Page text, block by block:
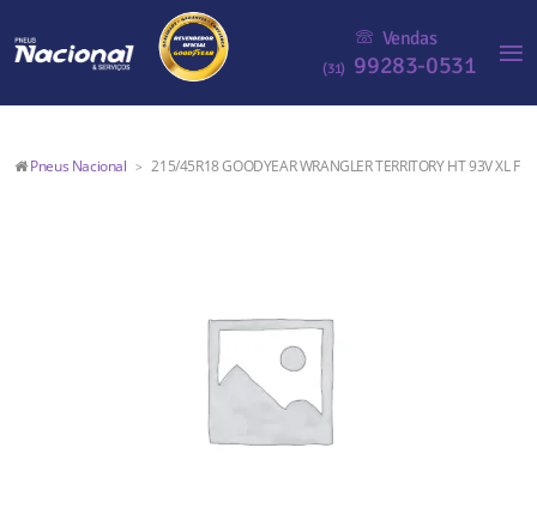
Vendas
(31) 99283-0531
Pneus Nacional > 215/45R18 GOODYEAR WRANGLER TERRITORY HT 93V XL F